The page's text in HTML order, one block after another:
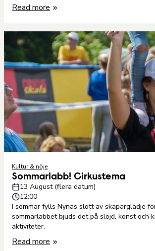
Read more
Kultur & nöje
Sommarlabb! Cirkustema
13 August (flera datum)
12:00
I sommar fylls Nynäs slott av skaparglädje
sommarlabbet bjuds det på slöjd, konst och
aktiviteter.
Read more